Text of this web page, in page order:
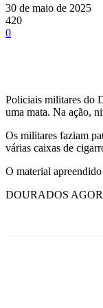
30 de maio de 2025
420
0
Policiais militares do
uma mata. Na ação,
Os militares faziam
várias caixas de
O material
DOURADOS